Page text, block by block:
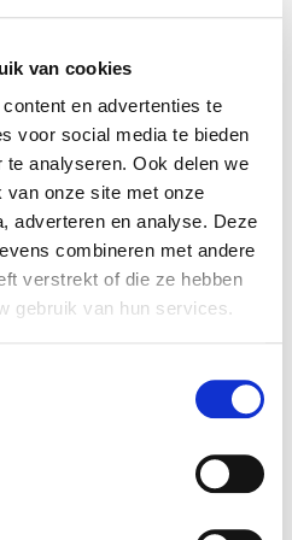
van cookies
en advertenties te
voor social media te bieden
analyseren. Ook delen we
van onze site met onze
adverteren en analyse. Deze
combineren met andere
verstrekt of die ze hebben
gebruik van hun services.
Daniela Thommen te
‘tumor-avatars’